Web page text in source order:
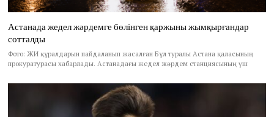
Астанада жедел жәрдемге бөлінген қаржыны жымқырғандар
сотталды
Фото: ЖИ құралдарын пайдаланып жасалған Бұл туралы Астана қаласының
прокуратурасы хабарлады. Астанадағы жедел жәрдем станциясының үш